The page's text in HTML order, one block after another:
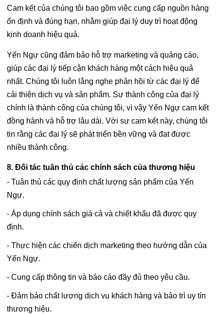
Cam kết của chúng tôi bao gồm việc cung cấp nguồn hàng
ổn định và đúng hạn, nhằm giúp đại lý duy trì hoạt động
kinh doanh hiệu quả.
Yến Ngự cũng đảm bảo hỗ trợ marketing và quảng cáo,
giúp các đại lý tiếp cận khách hàng một cách hiệu quả
nhất. Chúng tôi luôn lắng nghe phản hồi từ các đại lý để
cải thiện dịch vụ và sản phẩm. Sự thành công của đại lý
chính là thành công của chúng tôi, vì vậy Yến Ngự cam kết
đồng hành và hỗ trợ lâu dài. Với sự cam kết này, chúng tôi
tin rằng các đại lý sẽ phát triển bền vững và đạt được
nhiều thành công.
8. Đối tác tuân thủ các chính sách của thương hiệu
- Tuân thủ các quy định chất lượng sản phẩm của Yến
Ngự.
- Áp dụng chính sách giá cả và chiết khấu đã được quy
định.
- Thực hiện các chiến dịch marketing theo hướng dẫn của
Yến Ngự.
- Cung cấp thông tin và báo cáo đầy đủ theo yêu cầu.
- Đảm bảo chất lượng dịch vụ khách hàng và bảo trì uy tín
thương hiệu.